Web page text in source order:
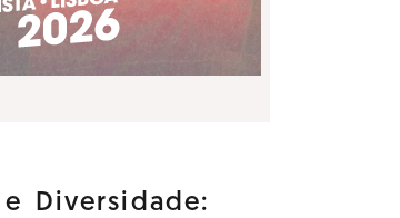
Diversidade: